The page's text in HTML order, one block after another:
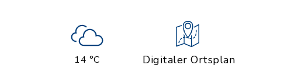
14 °C Digitaler Ortsplan